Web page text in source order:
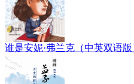
谁是安妮·弗兰克（中英双语版